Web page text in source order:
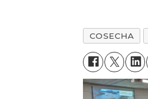
COSECHA